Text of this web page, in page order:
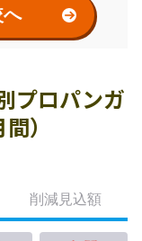
へ
プロパンガ
）
削減見込額